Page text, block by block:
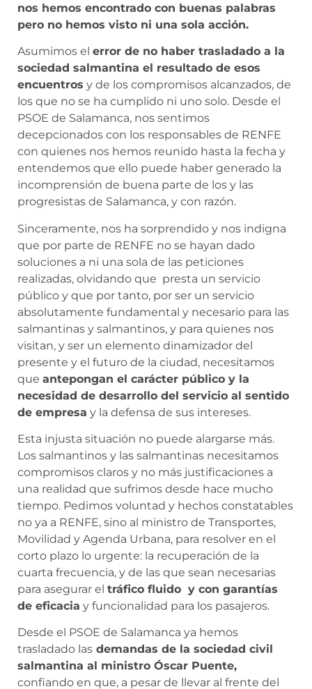
nos hemos encontrado con buenas palabras
pero no hemos visto ni una sola acción.
Asumimos el error de no haber trasladado a la
sociedad salmantina el resultado de esos
encuentros y de los compromisos alcanzados, de
los que no se ha cumplido ni uno solo. Desde el
PSOE de Salamanca, nos sentimos
decepcionados con los responsables de RENFE
con quienes nos hemos reunido hasta la fecha y
entendemos que ello puede haber generado la
incomprensión de buena parte de los y las
progresistas de Salamanca, y con razón.
Sinceramente, nos ha sorprendido y nos indigna
que por parte de RENFE no se hayan dado
soluciones a ni una sola de las peticiones
realizadas, olvidando que presta un servicio
público y que por tanto, por ser un servicio
absolutamente fundamental y necesario para las
salmantinas y salmantinos, y para quienes nos
visitan, y ser un elemento dinamizador del
presente y el futuro de la ciudad, necesitamos
que antepongan el carácter público y la
necesidad de desarrollo del servicio al sentido
de empresa y la defensa de sus intereses.
Esta injusta situación no puede alargarse más.
Los salmantinos y las salmantinas necesitamos
compromisos claros y no más justificaciones a
una realidad que sufrimos desde hace mucho
tiempo. Pedimos voluntad y hechos constatables
no ya a RENFE, sino al ministro de Transportes,
Movilidad y Agenda Urbana, para resolver en el
corto plazo lo urgente: la recuperación de la
cuarta frecuencia, y de las que sean necesarias
para asegurar el tráfico fluido y con garantías
de eficacia y funcionalidad para los pasajeros.
Desde el PSOE de Salamanca ya hemos
trasladado las demandas de la sociedad civil
salmantina al ministro Óscar Puente,
confiando en que, a pesar de llevar al frente del